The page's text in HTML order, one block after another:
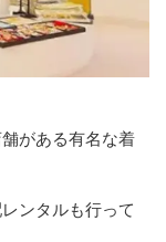
がある有名な着
ンタルも行って